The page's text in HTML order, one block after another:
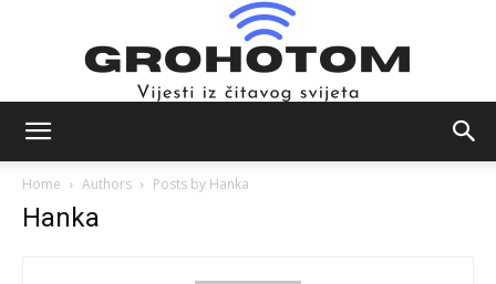
Home Authors Posts by Hanka
Hanka